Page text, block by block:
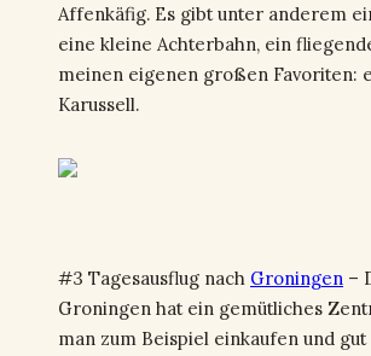
Affenkäfig. Es gibt unter anderem
eine kleine Achterbahn, ein
meinen eigenen großen Favoriten:
Karussell.
#3 Tagesausflug nach Groningen –
Groningen hat ein gemütliches
man zum Beispiel einkaufen und